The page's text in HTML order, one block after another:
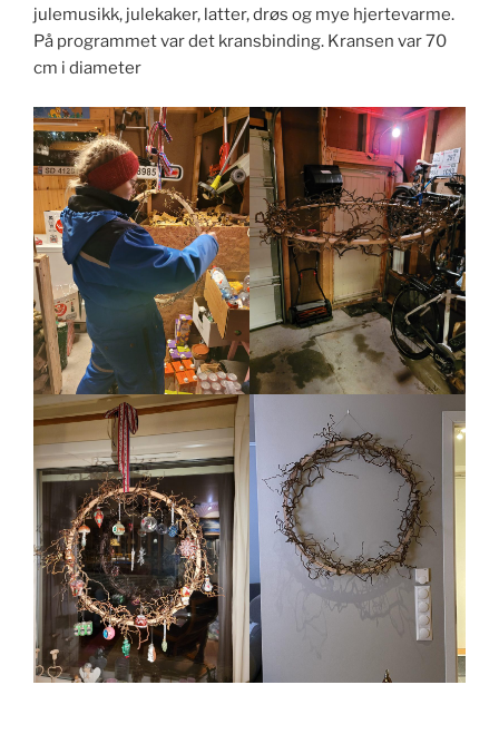
julemusikk, julekaker, latter, drøs og mye hjertevarme.
På programmet var det kransbinding. Kransen var 70
cm i diameter